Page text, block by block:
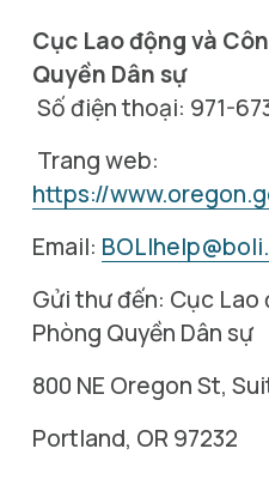
Cục Lao động và
Quyền Dân sự
Số điện thoại: 971-
https://
Email:
Gửi thư đến: Cục Lao
Phòng Quyền Dân sự
800 NE Oregon St,
Portland, OR 97232